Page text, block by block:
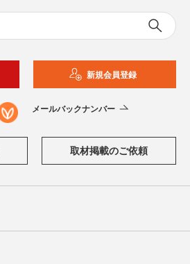
新規会員登録
メールバックナンバー
取材掲載のご依頼